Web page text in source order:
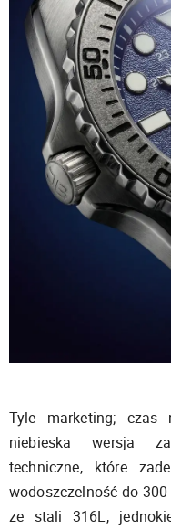
Tyle marketing; czas
niebieska wersja
techniczne, które
wodoszczelność do
ze stali 316L,